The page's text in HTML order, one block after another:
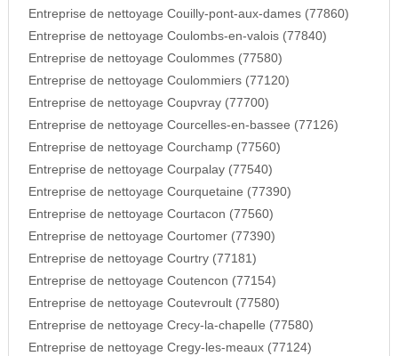
Entreprise de nettoyage Couilly-pont-aux-dames (77860)
Entreprise de nettoyage Coulombs-en-valois (77840)
Entreprise de nettoyage Coulommes (77580)
Entreprise de nettoyage Coulommiers (77120)
Entreprise de nettoyage Coupvray (77700)
Entreprise de nettoyage Courcelles-en-bassee (77126)
Entreprise de nettoyage Courchamp (77560)
Entreprise de nettoyage Courpalay (77540)
Entreprise de nettoyage Courquetaine (77390)
Entreprise de nettoyage Courtacon (77560)
Entreprise de nettoyage Courtomer (77390)
Entreprise de nettoyage Courtry (77181)
Entreprise de nettoyage Coutencon (77154)
Entreprise de nettoyage Coutevroult (77580)
Entreprise de nettoyage Crecy-la-chapelle (77580)
Entreprise de nettoyage Cregy-les-meaux (77124)